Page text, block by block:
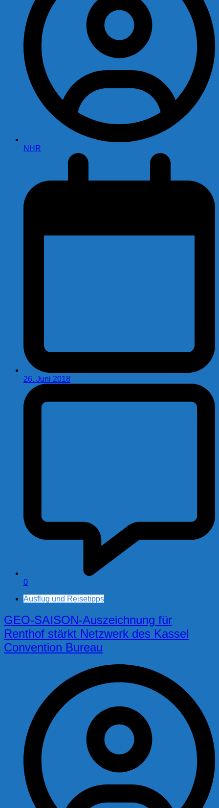
NHR
26. Juni 2018
0
Ausflug und Reisetipps
GEO-SAISON-Auszeichnung für
Renthof stärkt Netzwerk des Kassel
Convention Bureau